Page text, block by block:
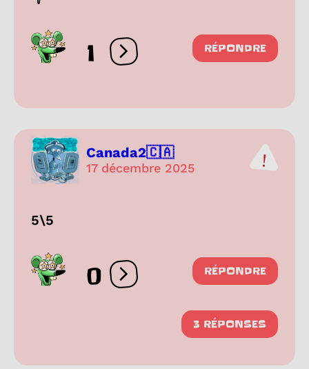
1 Ouvrir les réactions
RÉPONDRE
Canada2🇨🇦
17 décembre 2025
5\5
0 Ouvrir les réactions
RÉPONDRE
3 RÉPONSES